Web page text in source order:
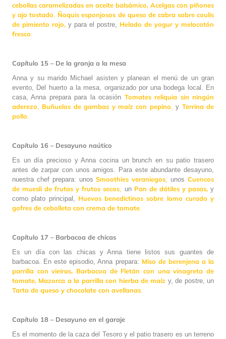
cebollas caramelizadas en aceite balsámico, Acelgas con piñones
y ajo tostado
Ñoquis esponjosos de queso de cabra sobre coulis
de pimiento rojo, y para el postre, Helado de yogur y melocotón
fresco
Capítulo 15 – De la granja a la mesa
Anna y su marido Michael asisten y planean el menú de un gran
evento, Del huerto a la mesa, organizado por una bodega local. En
casa, Anna prepara para la ocasión Tomates reliquia sin ningún
aderezo
Buñuelos de gambas y maíz con pepino y Terrina de
pollo
Capítulo 16 – Desayuno naútico
Es un día precioso y Anna cocina un brunch en su patio trasero
antes de zarpar con unos amigos. Para este abundante desayuno,
nuestra chef prepara: unosSmoothies veraniegos unos Cuencos
de muesli de frutas y frutos secos
un Pan de dátiles y pasas,y
como plato principal, Huevos benedictinos sobre lomo curado y
gofres de cebolleta con crema de tomate
Capítulo 17 – Barbacoa de chicas
Es un día con las chicas y Anna tiene listos sus guantes de
barbacoa. En este episodio, Anna prepara: Miso de berenjena a la
parrilla con vieiras, Barbacoa de Fletán con una vinagreta de
tomate, Mazorca a la parrilla con hierba de maíz y, de postre, un
Tarta de queso y chocolate con avellanas
Capítulo 18 – Desayuno en el garaje
Es el momento de la caza del Tesoro y el patio trasero es un terreno